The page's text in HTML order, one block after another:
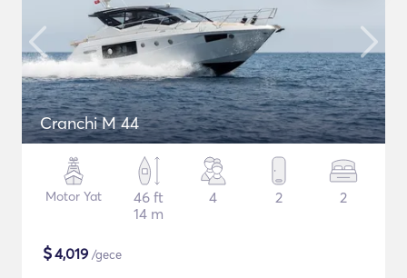
Cranchi M 44
Motor Yat
46 ft
14 m
4 2 2
$4,019 /gece